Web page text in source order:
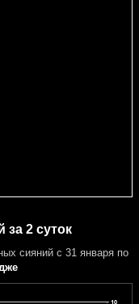
за 2 суток
сияний с 31 января по